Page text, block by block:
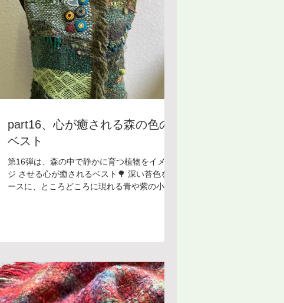
part16、心が癒される森の色の
ベスト
第16弾は、森の中で静かに育つ植物をイメー
ジ させる心が癒されるベスト🌳 深い苔色をベ
ースに、ところどころに現れる青や紫の小さ
り込まれております。その中にあるブローチ
も、とてもチャーミングですね！ このように
ボードウィービングは自分の世界観を表すオ
リジナルウェアを作ることができます。 これ